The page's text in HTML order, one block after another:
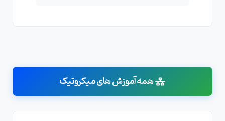
همه آموزش های میکروتیک